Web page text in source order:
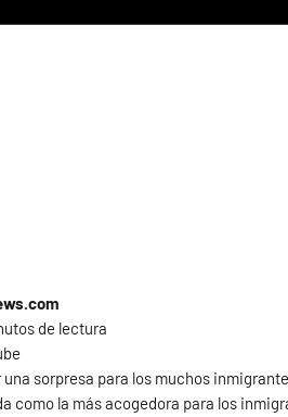
de lectura
sorpresa para los muchos
como la más acogedora para los